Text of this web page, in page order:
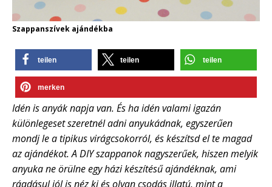
Szappanszívek ajándékba
teilen teilen teilen
merken
Idén is anyák napja van. És ha idén valami igazán
különlegeset szeretnél adni anyukádnak, egyszerűen
mondj le a tipikus virágcsokorról, és készítsd el te magad
az ajándékot. A DIY szappanok nagyszerűek, hiszen melyik
anyuka ne örülne egy házi készítésű ajándéknak, ami
ráadásul jól is néz ki és olyan csodás illatú, mint a